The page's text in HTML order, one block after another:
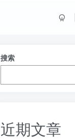
搜索
近期文章